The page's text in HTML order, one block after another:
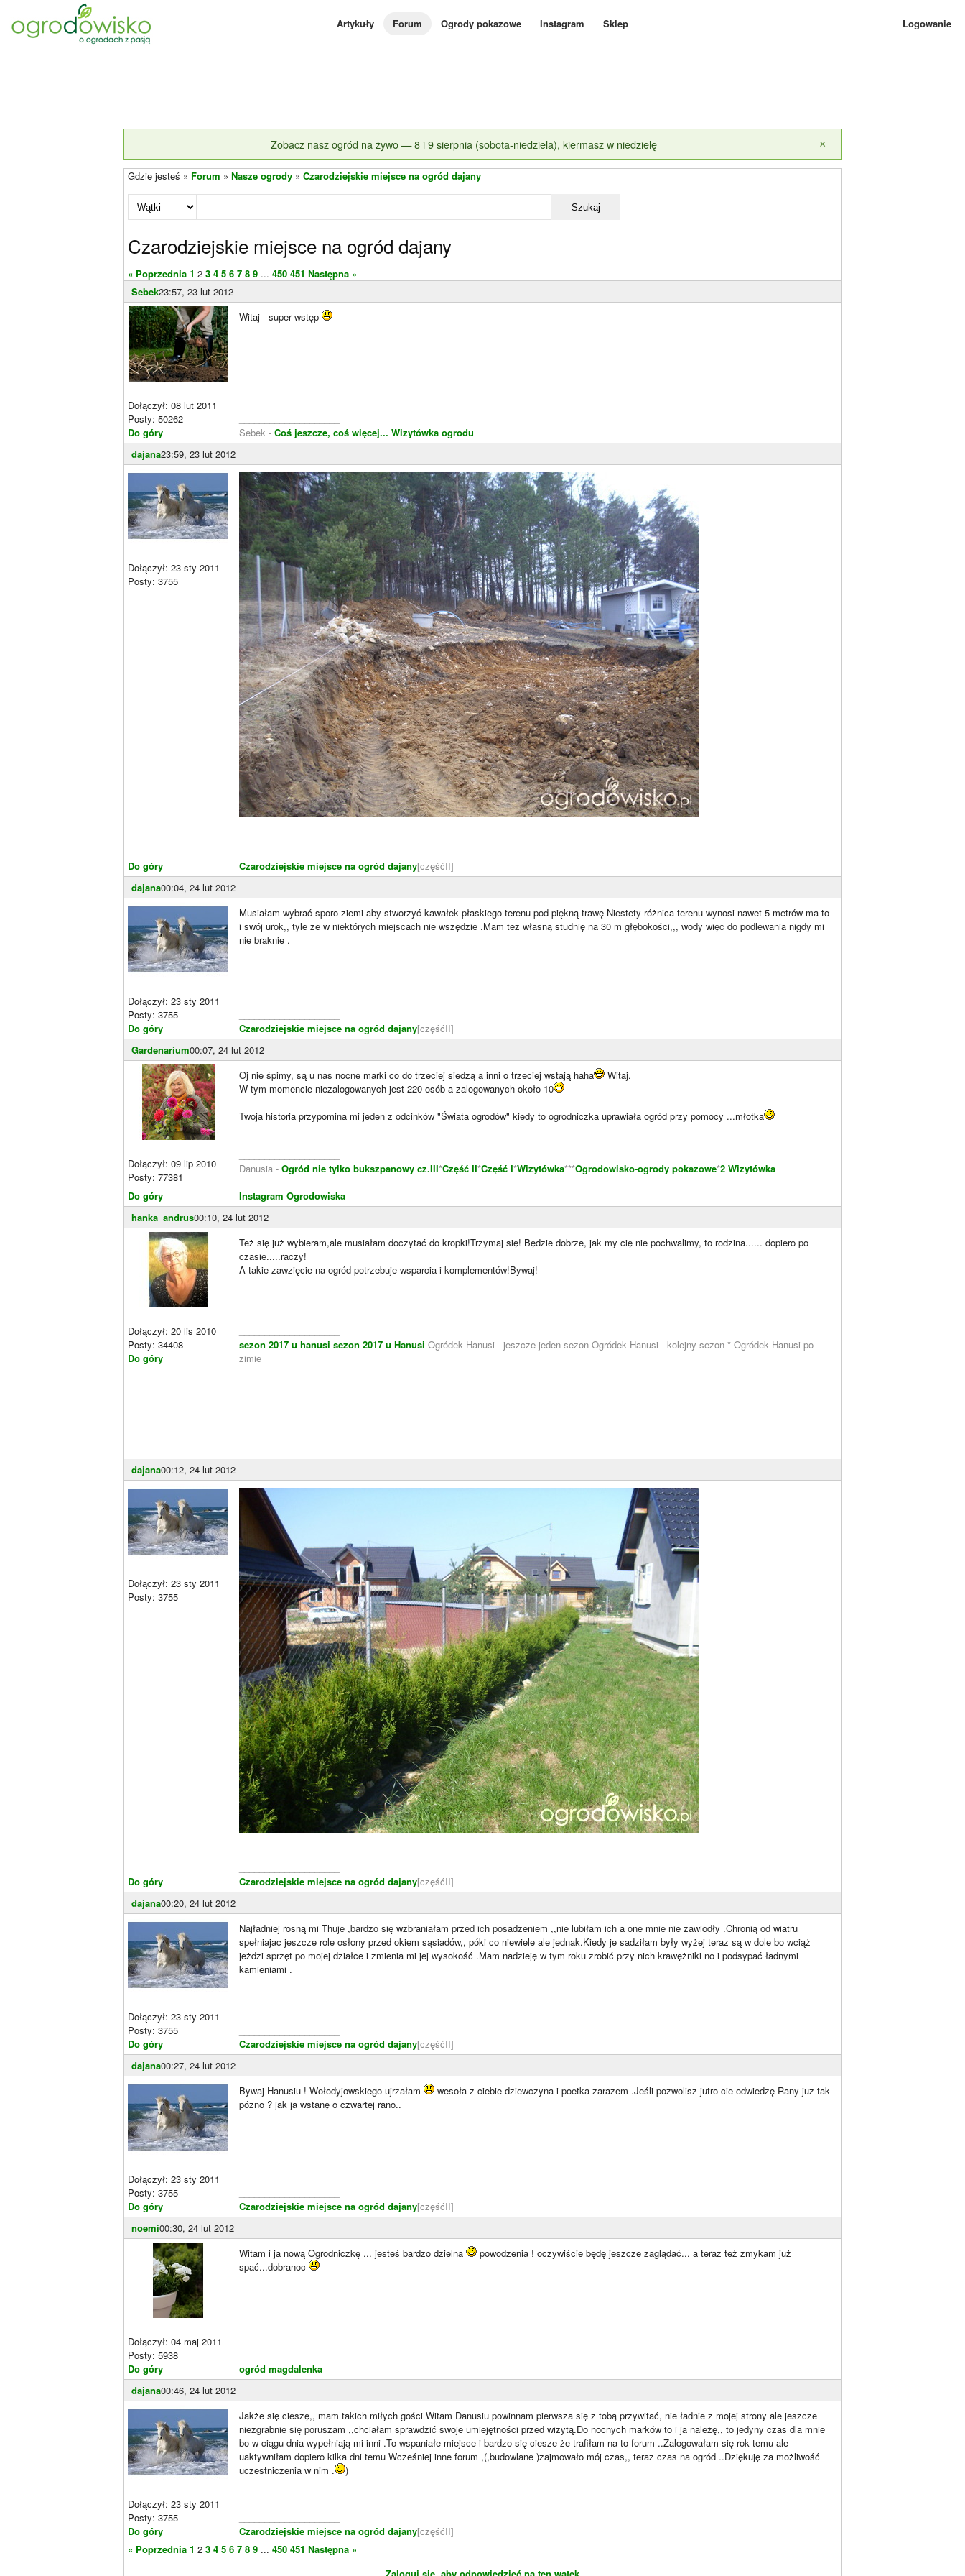
Artykuły Forum Ogrody pokazowe Instagram Sklep Logowanie
Zobacz nasz ogród na żywo — 8 i 9 sierpnia (sobota-niedziela), kiermasz w niedzielę ×
Gdzie jesteś » Forum » Nasze ogrody » Czarodziejskie miejsce na ogród dajany
Szukaj
Czarodziejskie miejsce na ogród dajany
« Poprzednia 1 2 3 4 5 6 7 8 9 ... 450 451 Następna »
Sebek23:57, 23 lut 2012
Dołączył: 08 lut 2011
Posty: 50262
Do góry
Witaj - super wstęp
Sebek - Coś jeszcze, coś więcej... Wizytówka ogrodu
dajana23:59, 23 lut 2012
Dołączył: 23 sty 2011
Posty: 3755
Do góry
Czarodziejskie miejsce na ogród dajany[częśćII]
dajana00:04, 24 lut 2012
Dołączył: 23 sty 2011
Posty: 3755
Do góry
Musiałam wybrać sporo ziemi aby stworzyć kawałek płaskiego terenu pod piękną trawę Niestety różnica terenu wynosi nawet 5 metrów ma to
i swój urok,, tyle ze w niektórych miejscach nie wszędzie .Mam tez własną studnię na 30 m głębokości,,, wody więc do podlewania nigdy mi
nie braknie .
Czarodziejskie miejsce na ogród dajany[częśćII]
Gardenarium00:07, 24 lut 2012
Dołączył: 09 lip 2010
Posty: 77381
Do góry
Oj nie śpimy, są u nas nocne marki co do trzeciej siedzą a inni o trzeciej wstają haha
Witaj.
W tym momencie niezalogowanych jest 220 osób a zalogowanych około 10
Twoja historia przypomina mi jeden z odcinków "Świata ogrodów" kiedy to ogrodniczka uprawiała ogród przy pomocy ...młotka
Danusia - Ogród nie tylko bukszpanowy cz.III*Część II*Część I*Wizytówka***Ogrodowisko-ogrody pokazowe*2 Wizytówka
Instagram Ogrodowiska
hanka_andrus00:10, 24 lut 2012
Dołączył: 20 lis 2010
Posty: 34408
Do góry
Też się już wybieram,ale musiałam doczytać do kropki!Trzymaj się! Będzie dobrze, jak my cię nie pochwalimy, to rodzina...... dopiero po
czasie.....raczy!
A takie zawzięcie na ogród potrzebuje wsparcia i komplementów!Bywaj!
sezon 2017 u hanusi sezon 2017 u Hanusi Ogródek Hanusi - jeszcze jeden sezon Ogródek Hanusi - kolejny sezon * Ogródek Hanusi po
zimie
dajana00:12, 24 lut 2012
Dołączył: 23 sty 2011
Posty: 3755
Do góry
Czarodziejskie miejsce na ogród dajany[częśćII]
dajana00:20, 24 lut 2012
Dołączył: 23 sty 2011
Posty: 3755
Do góry
Najładniej rosną mi Thuje ,bardzo się wzbraniałam przed ich posadzeniem ,,nie lubiłam ich a one mnie nie zawiodły .Chronią od wiatru
spełniajac jeszcze role osłony przed okiem sąsiadów,, póki co niewiele ale jednak.Kiedy je sadziłam były wyżej teraz są w dole bo wciąż
jeżdzi sprzęt po mojej działce i zmienia mi jej wysokość .Mam nadzieję w tym roku zrobić przy nich krawężniki no i podsypać ładnymi
kamieniami .
Czarodziejskie miejsce na ogród dajany[częśćII]
dajana00:27, 24 lut 2012
Dołączył: 23 sty 2011
Posty: 3755
Do góry
Bywaj Hanusiu ! Wołodyjowskiego ujrzałam
wesoła z ciebie dziewczyna i poetka zarazem .Jeśli pozwolisz jutro cie odwiedzę Rany juz tak
pózno ? jak ja wstanę o czwartej rano..
Czarodziejskie miejsce na ogród dajany[częśćII]
noemi00:30, 24 lut 2012
Dołączył: 04 maj 2011
Posty: 5938
Do góry
Witam i ja nową Ogrodniczkę ... jesteś bardzo dzielna
powodzenia ! oczywiście będę jeszcze zaglądać... a teraz też zmykam już
spać...dobranoc
ogród magdalenka
dajana00:46, 24 lut 2012
Dołączył: 23 sty 2011
Posty: 3755
Do góry
Jakże się cieszę,, mam takich miłych gości Witam Danusiu powinnam pierwsza się z tobą przywitać, nie ładnie z mojej strony ale jeszcze
niezgrabnie się poruszam ,,chciałam sprawdzić swoje umiejętności przed wizytą.Do nocnych marków to i ja należę,, to jedyny czas dla mnie
bo w ciągu dnia wypełniają mi inni .To wspaniałe miejsce i bardzo się ciesze że trafiłam na to forum ..Zalogowałam się rok temu ale
uaktywniłam dopiero kilka dni temu Wcześniej inne forum ,(,budowlane )zajmowało mój czas,, teraz czas na ogród ..Dziękuję za możliwość
uczestniczenia w nim .
)
Czarodziejskie miejsce na ogród dajany[częśćII]
« Poprzednia 1 2 3 4 5 6 7 8 9 ... 450 451 Następna »